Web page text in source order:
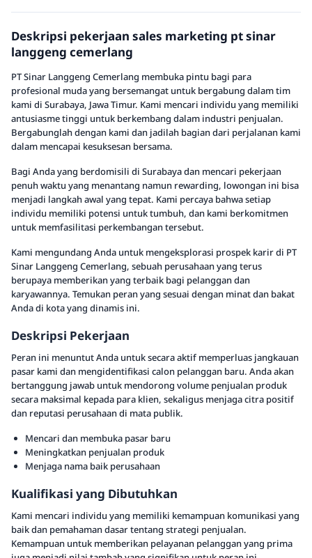
Deskripsi pekerjaan sales marketing pt sinar
langgeng cemerlang
PT Sinar Langgeng Cemerlang membuka pintu bagi para
profesional muda yang bersemangat untuk bergabung dalam tim
kami di Surabaya, Jawa Timur. Kami mencari individu yang memiliki
antusiasme tinggi untuk berkembang dalam industri penjualan.
Bergabunglah dengan kami dan jadilah bagian dari perjalanan kami
dalam mencapai kesuksesan bersama.
Bagi Anda yang berdomisili di Surabaya dan mencari pekerjaan
penuh waktu yang menantang namun rewarding, lowongan ini bisa
menjadi langkah awal yang tepat. Kami percaya bahwa setiap
individu memiliki potensi untuk tumbuh, dan kami berkomitmen
untuk memfasilitasi perkembangan tersebut.
Kami mengundang Anda untuk mengeksplorasi prospek karir di PT
Sinar Langgeng Cemerlang, sebuah perusahaan yang terus
berupaya memberikan yang terbaik bagi pelanggan dan
karyawannya. Temukan peran yang sesuai dengan minat dan bakat
Anda di kota yang dinamis ini.
Deskripsi Pekerjaan
Peran ini menuntut Anda untuk secara aktif memperluas jangkauan
pasar kami dan mengidentifikasi calon pelanggan baru. Anda akan
bertanggung jawab untuk mendorong volume penjualan produk
secara maksimal kepada para klien, sekaligus menjaga citra positif
dan reputasi perusahaan di mata publik.
Mencari dan membuka pasar baru
Meningkatkan penjualan produk
Menjaga nama baik perusahaan
Kualifikasi yang Dibutuhkan
Kami mencari individu yang memiliki kemampuan komunikasi yang
baik dan pemahaman dasar tentang strategi penjualan.
Kemampuan untuk memberikan pelayanan pelanggan yang prima